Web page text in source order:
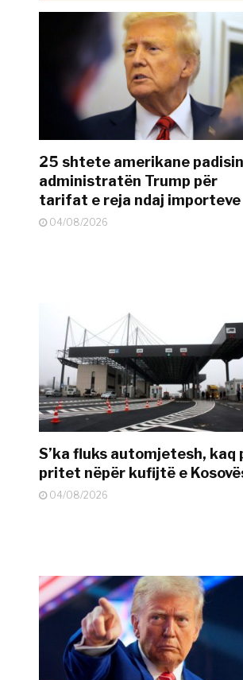
25 shtete amerikane padisin
administratën Trump për
tarifat e reja ndaj importeve
04/08/2026
S’ka fluks automjetesh, kaq
pritet nëpër kufijtë e
04/08/2026